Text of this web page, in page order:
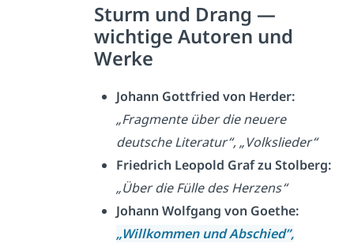
Sturm und Drang —
wichtige Autoren und
Werke
Johann Gottfried von Herder:
„Fragmente über die neuere
deutsche Literatur“, „Volkslieder“
Friedrich Leopold Graf zu Stolberg:
„Über die Fülle des Herzens“
Johann Wolfgang von Goethe:
„Willkommen und Abschied”,